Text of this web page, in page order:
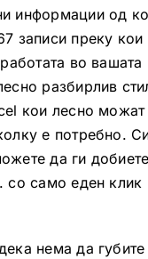
информации од
записи преку
во вашата
разбирлив
кои лесно
е потребно.
да ги
само еден клик
нема да